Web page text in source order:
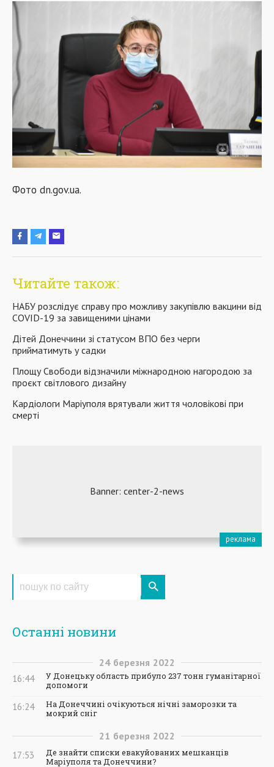
Фото dn.gov.ua.
Читайте також:
НАБУ розслідує справу про можливу закупівлю вакцини від
COVID-19 за завищеними цінами
Дітей Донеччини зі статусом ВПО без черги
прийматимуть у садки
Площу Свободи відзначили міжнародною нагородою за
проєкт світлового дизайну
Кардіологи Маріуполя врятували життя чоловікові при
смерті
Останні новини
24 березня 2022
16:44
У Донецьку область прибуло 237 тонн гуманітарної
допомоги
16:24
На Донеччині очікуються нічні заморозки та
мокрий сніг
21 березня 2022
17:53
Де знайти списки евакуйованих мешканців
Маріуполя та Донеччини?